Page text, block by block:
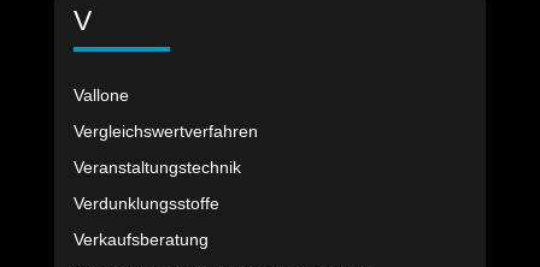
V
Vallone
Vergleichswertverfahren
Veranstaltungstechnik
Verdunklungsstoffe
Verkaufsberatung